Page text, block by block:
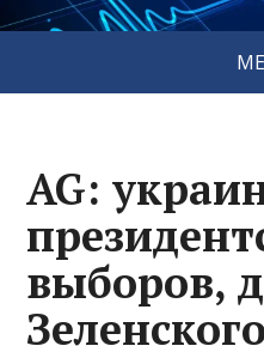
AG:
выборов,